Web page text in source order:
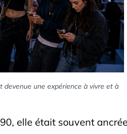
une expérience à vivre et à
elle était souvent